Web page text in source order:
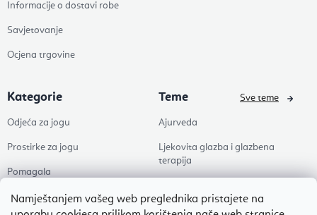
Namještanjem vašeg web preglednika pristajete na
Informacije o dostavi robe
Savjetovanje
Ocjena trgovine
Kategorie
Odjeća za jogu
Prostirke za jogu
Pomagala
Zdravlje
Teme
Ajurveda
Ljekovita glazba i glazbena
terapija
Pilates
Sve teme